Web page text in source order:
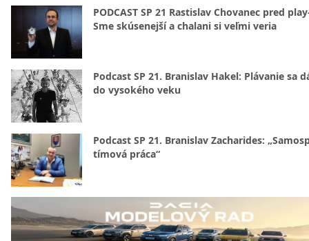
PODCAST SP 21 Rastislav Chovanec pred
Sme skúsenejší a chalani si veľmi veria
Podcast SP 21. Branislav Hakel: Plávanie sa
do vysokého veku
Podcast SP 21. Branislav Zacharides:
tímová práca“